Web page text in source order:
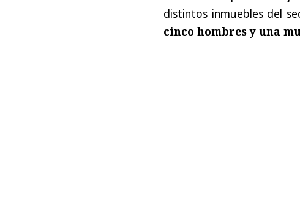
distintos inmuebles del
cinco hombres y una